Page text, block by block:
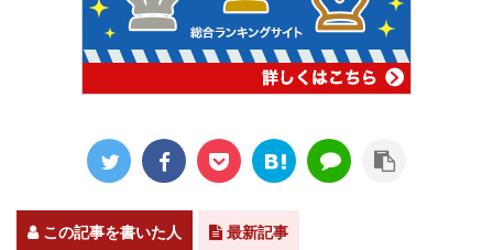
この記事を書いた人 最新記事